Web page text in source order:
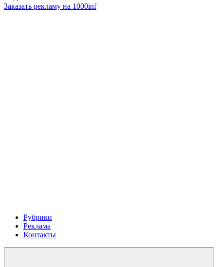
Заказать рекламу на 1000inf
Рубрики
Реклама
Контакты